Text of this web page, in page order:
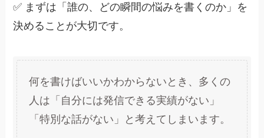
✅ まずは「誰の、どの瞬間の悩みを書くのか」を
決めることが大切です。
何を書けばいいかわからないとき、多くの
人は「自分には発信できる実績がない」
「特別な話がない」と考えてしまいます。